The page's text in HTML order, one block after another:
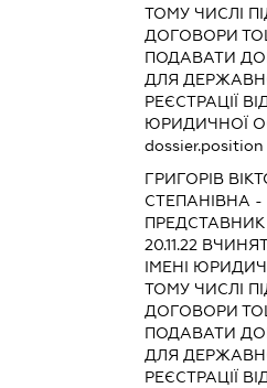
ТОМУ ЧИСЛІ
ДОГОВОРИ
ПОДАВАТИ
ДЛЯ
РЕЄСТРАЦІЇ
ЮРИДИЧНОЇ
dossier.position
ГРИГОРІВ
СТЕПАНІВНА -
ПРЕДСТАВНИК
20.11.22
ІМЕНІ
ТОМУ ЧИСЛІ
ДОГОВОРИ
ПОДАВАТИ
ДЛЯ
РЕЄСТРАЦІЇ